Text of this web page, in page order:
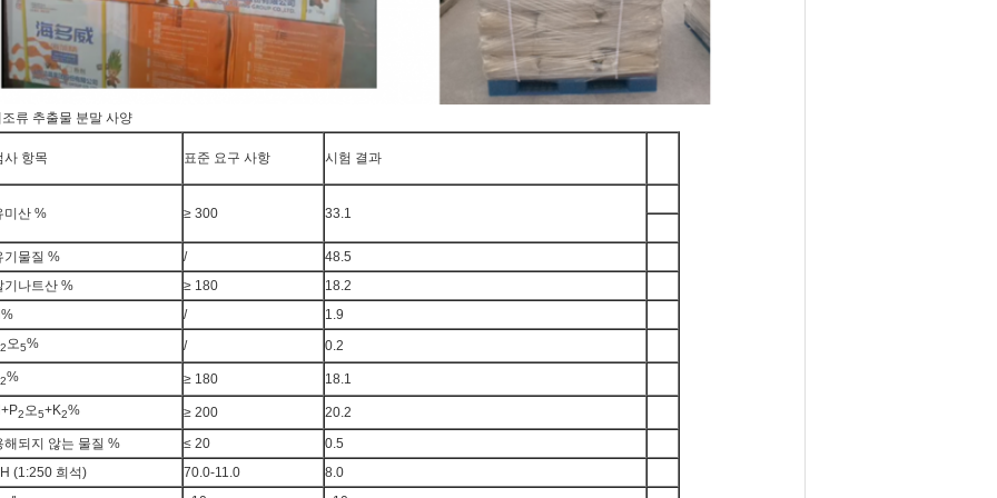
류 추출물 분말 사양
사 항목 표준 요구 사항 시험 결과
미산 % ≥ 300 33.1
기물질 % /
48.5
기나트산 %
≥ 180
18.2
/
1.9
2오5% /
0.2
2% ≥ 180
18.1
2오5+K2% ≥ 200
20.2
해되지 않는 물질 %
≤ 20
0.5
(1:250 희석)
70.0-11.0
8.0